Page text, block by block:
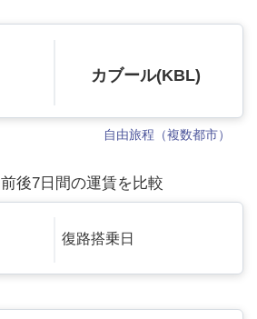
カブール(KBL)
自由旅程（複数都市）
前後7日間の運賃を比較
復路搭乗日